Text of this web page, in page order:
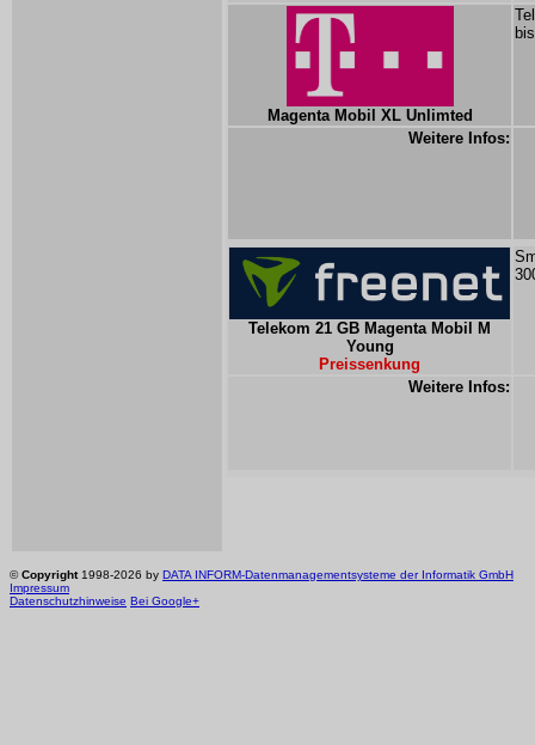
Magenta Mobil XL Unlimted
Weitere Infos:
Telekom 21 GB Magenta Mobil M
Young
Preissenkung
Weitere Infos:
©Copyright1998-2026 by DATA INFORM-Datenmanagementsysteme der Informatik GmbH
Impressum
Datenschutzhinweise Bei Google+